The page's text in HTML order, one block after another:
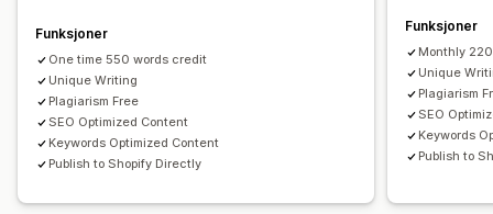
Funksjoner
One time 550 words credit
Unique Writing
Plagiarism Free
SEO Optimized Content
Keywords Optimized Content
Publish to Shopify Directly
Funksjoner
Monthly
Unique
Plagiarism
SEO
Keywords
Publish to